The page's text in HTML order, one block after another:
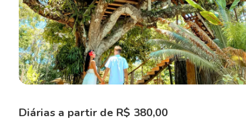
Diárias a partir de R$ 380,00